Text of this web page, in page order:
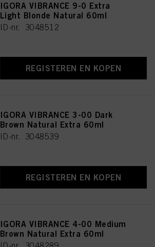
IGORA VIBRANCE 9-0 Extra
Light Blonde Natural 60ml
ID-nr. 3048512
REGISTEREN EN KOPEN
IGORA VIBRANCE 3-00 Dark
Brown Natural Extra 60ml
ID-nr. 3048539
REGISTEREN EN KOPEN
IGORA VIBRANCE 4-00 Medium
Brown Natural Extra 60ml